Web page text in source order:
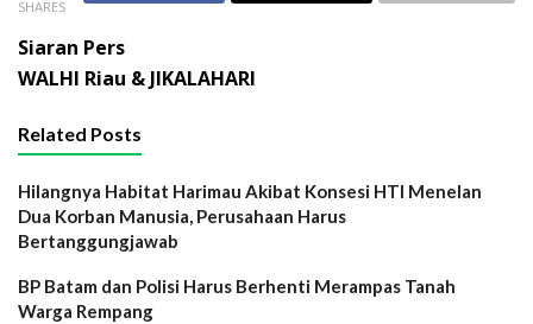
SHARES
Siaran Pers
WALHI Riau & JIKALAHARI
Related Posts
Hilangnya Habitat Harimau Akibat Konsesi HTI Menelan
Dua Korban Manusia, Perusahaan Harus
Bertanggungjawab
BP Batam dan Polisi Harus Berhenti Merampas Tanah
Warga Rempang